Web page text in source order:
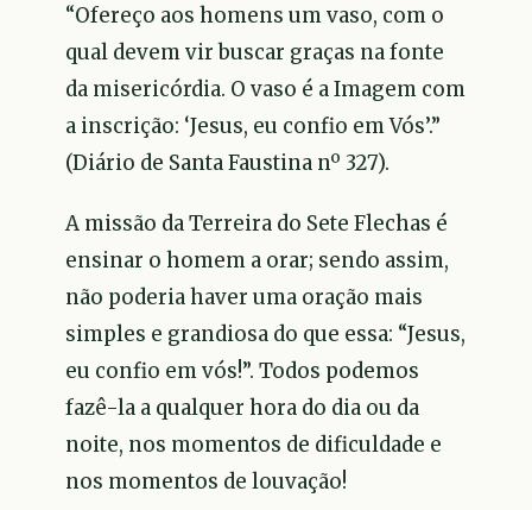
“Ofereço aos homens um vaso, com o
qual devem vir buscar graças na fonte
da misericórdia. O vaso é a Imagem com
a inscrição: ‘Jesus, eu confio em Vós’.”
(Diário de Santa Faustina nº 327).
A missão da Terreira do Sete Flechas é
ensinar o homem a orar; sendo assim,
não poderia haver uma oração mais
simples e grandiosa do que essa: “Jesus,
eu confio em vós!”. Todos podemos
fazê-la a qualquer hora do dia ou da
noite, nos momentos de dificuldade e
nos momentos de louvação!